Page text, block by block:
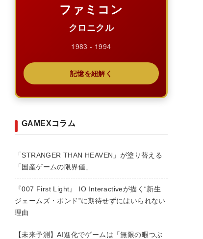
ファミコン
クロニクル
1983 - 1994
記憶を紐解く
GAMEXコラム
「STRANGER THAN HEAVEN」が塗り替える
「国産ゲームの限界値」
『007 First Light』 IO Interactiveが描く“新生
ジェームズ・ボンド”に期待せずにはいられない
理由
【未来予測】AI進化でゲームは「無限の暇つぶ